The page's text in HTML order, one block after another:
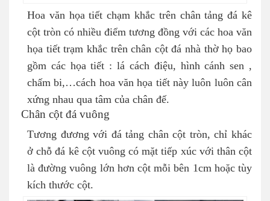
Hoa văn họa tiết chạm khắc trên chân tảng đá kê
cột tròn có nhiều điểm tương đồng với các hoa văn
họa tiết trạm khắc trên chân cột đá nhà thờ họ bao
gồm các họa tiết : lá cách điệu, hình cánh sen ,
chấm bi,…cách hoa văn họa tiết này luôn luôn cân
xứng nhau qua tâm của chân đế.
Chân cột đá vuông
Tương đương với đá tảng chân cột tròn, chỉ khác
ở chỗ đá kê cột vuông có mặt tiếp xúc với thân cột
là đường vuông lớn hơn cột mỗi bên 1cm hoặc tùy
kích thước cột.